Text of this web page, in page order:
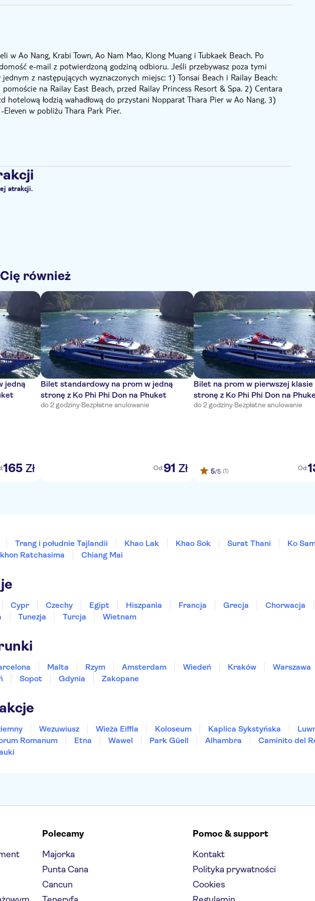
w Ao Nang, Krabi Town, Ao Nam Mao, Klong Muang i Tubkaek Beach. Po
e-mail z potwierdzoną godziną odbioru. Jeśli przebywasz poza tymi
z następujących wyznaczonych miejsc: 1) Tonsai Beach i Railay Beach:
na Railay East Beach, przed Railay Princess Resort & Spa. 2) Centara
hotelową łodzią wahadłową do przystani Nopparat Thara Pier w Ao Nang. 3)
w pobliżu Thara Park Pier.
atrakcji.
również
jedną
165 Zł
Bilet standardowy na prom w jedną
stronę z Ko Phi Phi Don na Phuket
do 2 godziny·Bezpłatne anulowanie
Od:91 Zł
Bilet na prom w pierwszej klasie
stronę z Ko Phi Phi Don na
do 2 godziny·Bezpłatne anulowanie
5/5 (1) Od:
Trang i południe Tajlandii Khao Lak Khao Sok Surat Thani Ko
Ratchasima
Chiang Mai
Cypr Czechy Egipt Hiszpania Francja Grecja Chorwacja
Tunezja Turcja
Wietnam
Malta Rzym Amsterdam Wiedeń Kraków Warszawa
Sopot Gdynia
Zakopane
Wezuwiusz Wieża Eiffla Koloseum Kaplica Sykstyńska
Romanum Etna Wawel Park Güell Alhambra Caminito del
Polecamy
Majorka
Punta Cana
Cancun
Pomoc & support
Kontakt
Polityka prywatności
Cookies